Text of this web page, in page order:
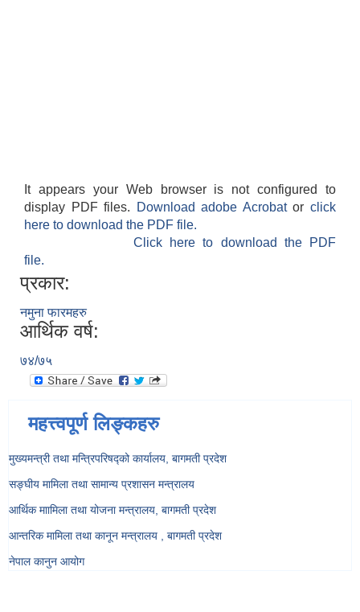
It appears your Web browser is not configured to
display PDF files.
Download adobe Acrobatorclick
here to download the PDF file.
Click here to download the PDF
file.
प्रकार:
नमुना फारमहरु
आर्थिक वर्ष:
७४/७५
महत्त्वपूर्ण लिङ्कहरु
मुख्यमन्त्री तथा मन्त्रिपरिषद्को कार्यालय, बागमती प्रदेश
सङ्‍घीय मामिला तथा सामान्य प्रशासन मन्त्रालय
आर्थिक माामिला तथा योजना मन्त्रालय, बागमती प्रदेश
आन्तरिक मामिला तथा कानून मन्त्रालय , बागमती प्रदेश
नेपाल कानुन आयोग